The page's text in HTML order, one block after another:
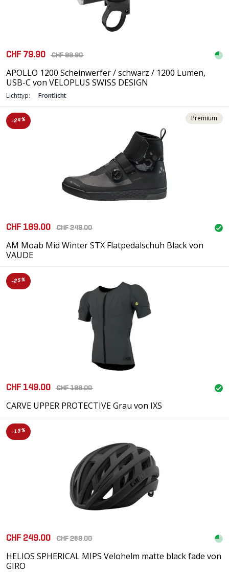
CHF 79.90 CHF 99.90
APOLLO 1200 Scheinwerfer / schwarz / 1200 Lumen,
USB-C von VELOPLUS SWISS DESIGN
Lichttyp: Frontlicht
-24% Premium
CHF 189.00 CHF 249.00
AM Moab Mid Winter STX Flatpedalschuh Black von
VAUDE
-25%
CHF 149.00 CHF 199.00
CARVE UPPER PROTECTIVE Grau von IXS
-13%
CHF 249.00 CHF 289.00
HELIOS SPHERICAL MIPS Velohelm matte black fade von
GIRO